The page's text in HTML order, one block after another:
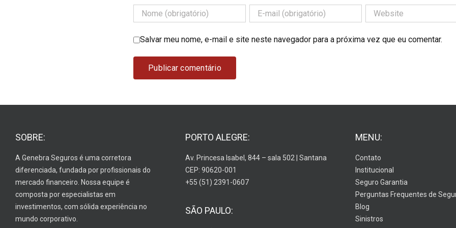
Salvar meu nome, e-mail e site neste navegador para a próxima vez que eu comentar.
SOBRE:
A Genebra Seguros é uma corretora
diferenciada, fundada por profissionais do
mercado financeiro. Nossa equipe é
composta por especialistas em
investimentos, com sólida experiência no
mundo corporativo.
PORTO ALEGRE:
Av. Princesa Isabel, 844 – sala 502 | Santana
CEP: 90620-001
+55 (51) 2391-0607
SÃO PAULO:
MENU:
Contato
Institucional
Seguro Garantia
Perguntas Frequentes de
Blog
Sinistros